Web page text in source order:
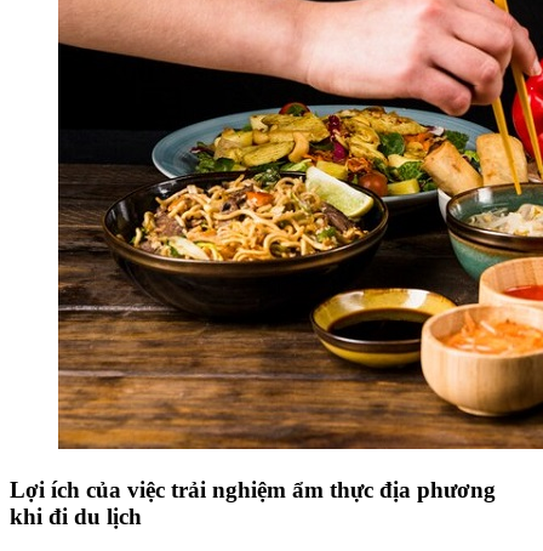
Lợi ích của việc trải nghiệm ẩm thực địa phương
khi đi du lịch